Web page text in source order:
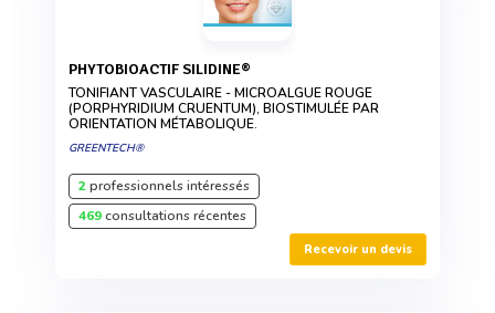
PHYTOBIOACTIF SILIDINE®
TONIFIANT VASCULAIRE - MICROALGUE ROUGE
(PORPHYRIDIUM CRUENTUM), BIOSTIMULÉE PAR
ORIENTATION MÉTABOLIQUE.
GREENTECH®
2professionnels intéressés
469consultations récentes
Recevoir un devis